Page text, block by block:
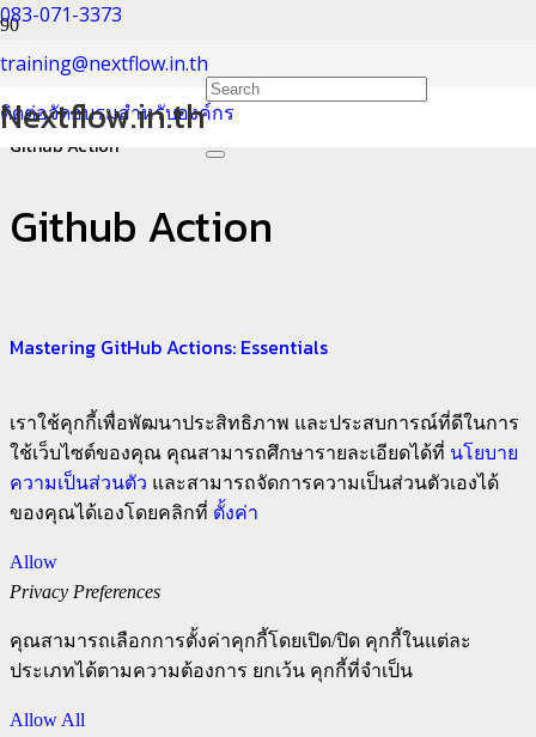
083-071-3373
training@nextflow.in.th
ติดต่อจัดอบรมสำหรับองค์กร
Nextflow.in.th
Github Action
Home
Github Action
Github Action
Mastering GitHub Actions: Essentials
เราใช้คุกกี้เพื่อพัฒนาประสิทธิภาพ และประสบการณ์ที่ดีในการ
ใช้เว็บไซต์ของคุณ คุณสามารถศึกษารายละเอียดได้ที่ นโยบาย
ความเป็นส่วนตัว และสามารถจัดการความเป็นส่วนตัวเองได้
ของคุณได้เองโดยคลิกที่ ตั้งค่า
Allow
Privacy Preferences
คุณสามารถเลือกการตั้งค่าคุกกี้โดยเปิด/ปิด คุกกี้ในแต่ละ
ประเภทได้ตามความต้องการ ยกเว้น คุกกี้ที่จำเป็น
Allow All